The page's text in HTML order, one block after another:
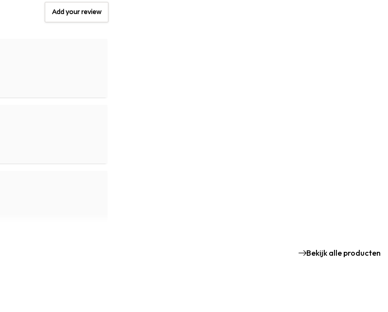
Add your review
Bekijk alle producten